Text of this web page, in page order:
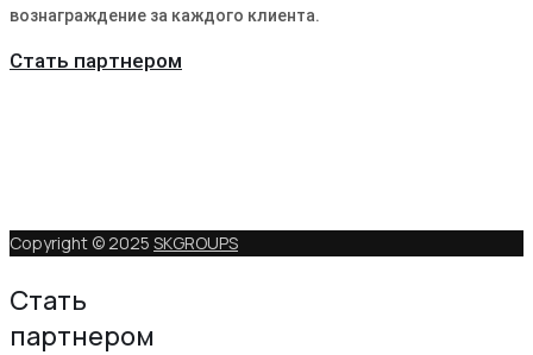
вознаграждение за каждого клиента.
Стать партнером
Copyright © 2025 SKGROUPS
Стать
партнером